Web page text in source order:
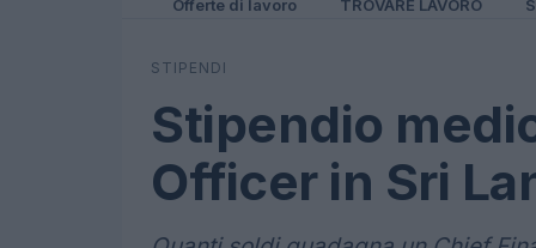
Offerte di lavoro TROVARE LAVORO
STIPENDI
Stipendio
Officer in Sri